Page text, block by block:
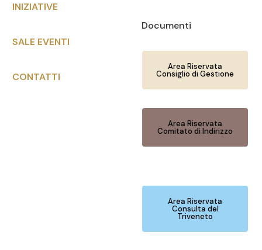
INIZIATIVE
SALE EVENTI
CONTATTI
Documenti
Area Riservata
Consiglio di Gestione
Area Riservata
Comitato di Indirizzo
Area Riservata
Consulta del
Triveneto